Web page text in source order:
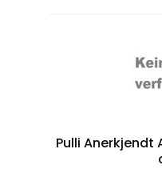
Pulli Anerkjendt